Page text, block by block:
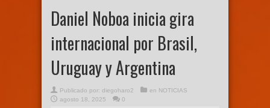
Daniel Noboa inicia gira
internacional por Brasil,
Uruguay y Argentina
Publicado por: diegoharo2 en NOTICIAS
agosto 18, 2025
0